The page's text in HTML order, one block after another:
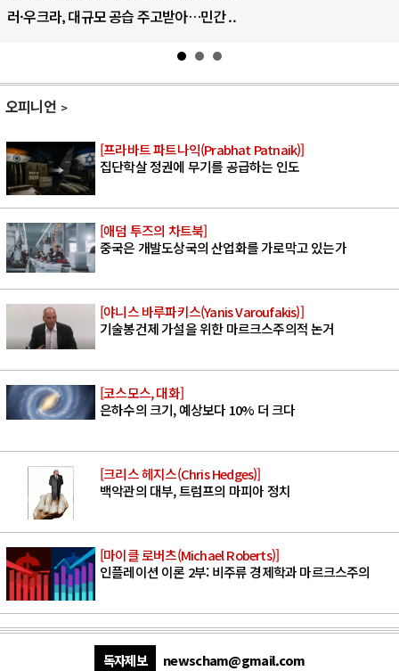
러·우크라, 대규모 공습 주고받아…민간 ..
오피니언
[프라바트 파트나익(Prabhat Patnaik)]
집단학살 정권에 무기를 공급하는 인도
[애덤 투즈의 차트북]
중국은 개발도상국의 산업화를 가로막고 있는가
[야니스 바루파키스(Yanis Varoufakis)]
기술봉건제 가설을 위한 마르크스주의적 논거
[코스모스, 대화]
은하수의 크기, 예상보다 10% 더 크다
[크리스 헤지스(Chris Hedges)]
백악관의 대부, 트럼프의 마피아 정치
[마이클 로버츠(Michael Roberts)]
인플레이션 이론 2부: 비주류 경제학과 마르크스주의
독자제보 newscham@gmail.com